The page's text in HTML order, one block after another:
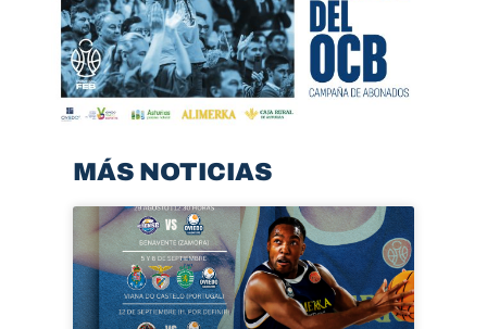
MÁS NOTICIAS